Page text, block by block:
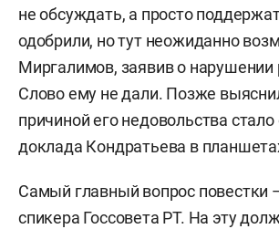
не обсуждать, а просто
одобрили, но тут неожиданно
Миргалимов, заявив о нарушении
Слово ему не дали. Позже
причиной его недовольства стало
доклада Кондратьева в
Самый главный вопрос повестки
спикера Госсовета РТ. На эту